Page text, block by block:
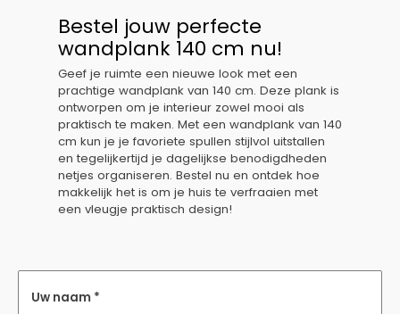
Bestel jouw perfecte
wandplank 140 cm nu!
Geef je ruimte een nieuwe look met een
prachtige wandplank van 140 cm. Deze plank is
ontworpen om je interieur zowel mooi als
praktisch te maken. Met een wandplank van 140
cm kun je je favoriete spullen stijlvol uitstallen
en tegelijkertijd je dagelijkse benodigdheden
netjes organiseren. Bestel nu en ontdek hoe
makkelijk het is om je huis te verfraaien met
een vleugje praktisch design!
Uw naam *